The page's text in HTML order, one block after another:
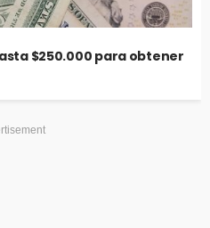
$250.000 para obtener